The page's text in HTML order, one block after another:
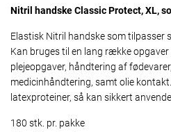
Nitril handske Classic Protect, XL,
Elastisk Nitril handske som tilpasser
Kan bruges til en lang række
plejeopgaver, håndtering af
medicinhåndtering, samt olie
latexproteiner, så kan sikkert
180 stk. pr. pakke